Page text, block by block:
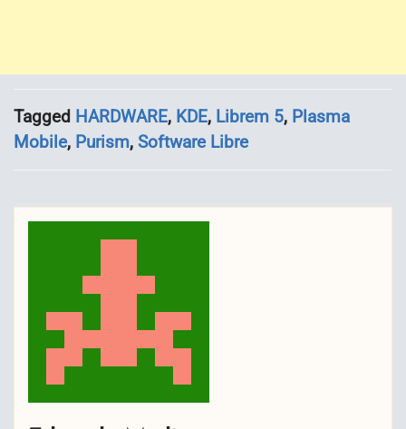
Tagged HARDWARE, KDE, Librem 5, Plasma
Mobile, Purism, Software Libre